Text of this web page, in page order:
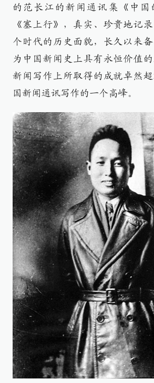
的范长江的新闻通讯集《中国
《塞上行》，真实、珍贵地记
个时代的历史面貌，长久以来
为中国新闻史上具有永恒价值
新闻写作上所取得的成就卓然
国新闻通讯写作的一个高峰。